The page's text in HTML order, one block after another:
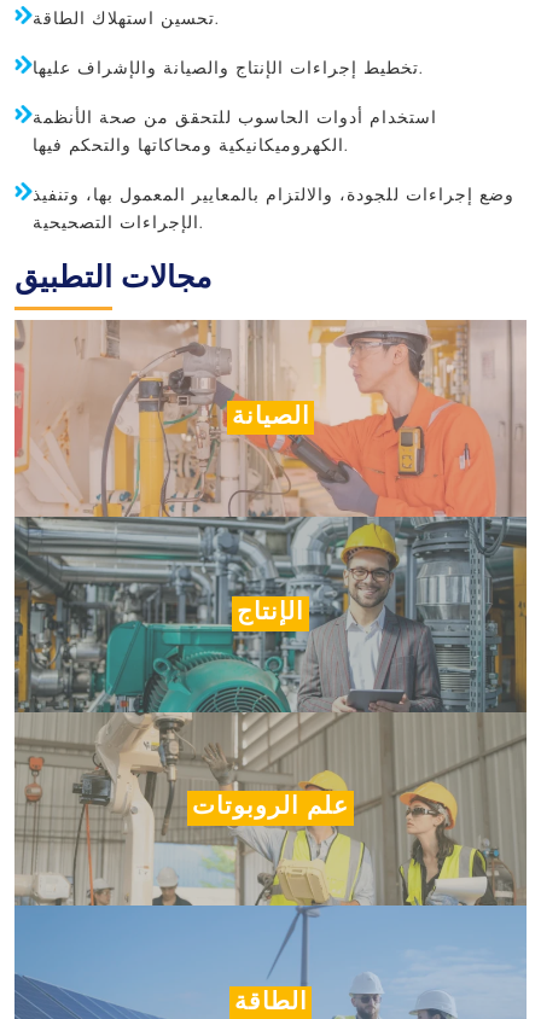
تحسين استهلاك الطاقة.
تخطيط إجراءات الإنتاج والصيانة والإشراف عليها.
استخدام أدوات الحاسوب للتحقق من صحة الأنظمة
الكهروميكانيكية ومحاكاتها والتحكم فيها.
وضع إجراءات للجودة، والالتزام بالمعايير المعمول بها، وتنفيذ
الإجراءات التصحيحية.
مجالات التطبيق
الصيانة
الإنتاج
علم الروبوتات
الطاقة